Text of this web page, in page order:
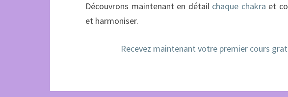
Découvrons maintenant en détail chaque chakra et
et harmoniser.
Recevez maintenant votre premier cours